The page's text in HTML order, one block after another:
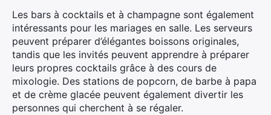
Les bars à cocktails et à champagne sont également
intéressants pour les mariages en salle. Les serveurs
peuvent préparer d’élégantes boissons originales,
tandis que les invités peuvent apprendre à préparer
leurs propres cocktails grâce à des cours de
mixologie. Des stations de popcorn, de barbe à papa
et de crème glacée peuvent également divertir les
personnes qui cherchent à se régaler.